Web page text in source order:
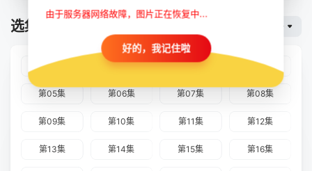
选集播放 暴风云
第01集 第02集 第03集 第04集
第05集 第06集 第07集 第08集
第09集 第10集 第11集 第12集
第13集 第14集 第15集 第16集
由于服务器网络故障，图片正在恢复中...
好的，我记住啦